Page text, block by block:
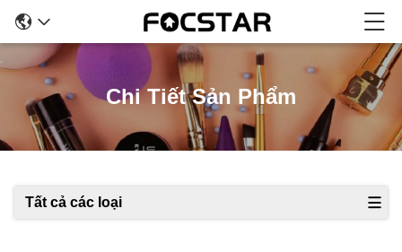
Chi Tiết Sản Phẩm
Tất cả các loại